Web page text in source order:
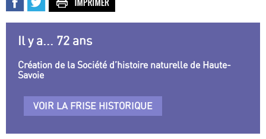
Il y a... 72 ans
Création de la Société d’histoire naturelle de Haute-
Savoie
VOIR LA FRISE HISTORIQUE